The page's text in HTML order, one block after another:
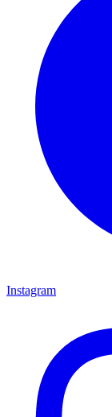
Instagram